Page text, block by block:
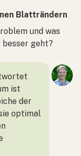
Blatträndern
und was
besser geht?
ist
der
optimal